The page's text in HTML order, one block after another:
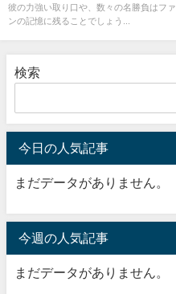
彼の力強い取り口や、数々の名勝負はファ
ンの記憶に残ることでしょう...
検索
今日の人気記事
まだデータがありません。
今週の人気記事
まだデータがありません。